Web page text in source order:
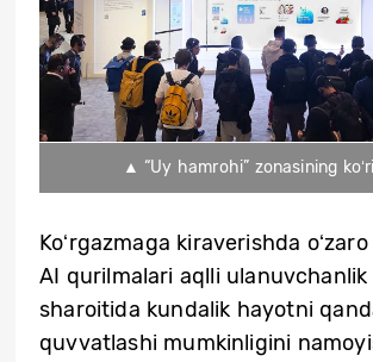
▲ “Uy hamrohi” zonasining
Koʻrgazmaga kiraverishda
AI qurilmalari aqlli
sharoitida kundalik hayotni
quvvatlashi mumkinligini